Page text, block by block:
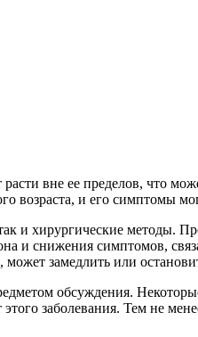
вне ее пределов, что
и его симптомы
и хирургические методы.
и снижения симптомов,
замедлить или
обсуждения.
заболевания. Тем не